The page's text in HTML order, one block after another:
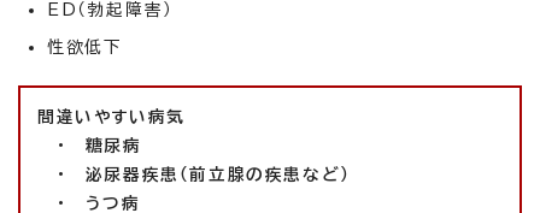
ED（勃起障害）
性欲低下
間違いやすい病気
・ 糖尿病
・ 泌尿器疾患（前立腺の疾患など）
・ うつ病